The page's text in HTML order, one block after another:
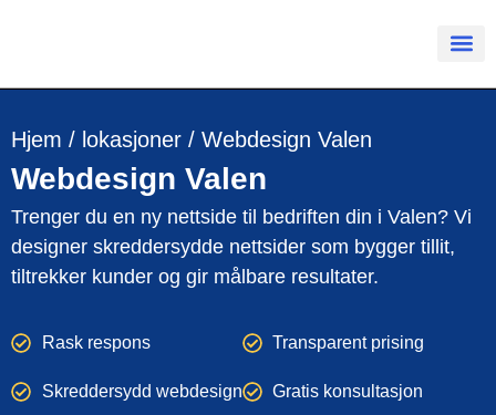
Hjem / lokasjoner / Webdesign Valen
Webdesign Valen
Trenger du en ny nettside til bedriften din i Valen? Vi
designer skreddersydde nettsider som bygger tillit,
tiltrekker kunder og gir målbare resultater.
Rask respons
Skreddersydd webdesign
Transparent prising
Gratis konsultasjon